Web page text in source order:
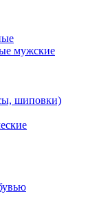
мужские
шиповки)